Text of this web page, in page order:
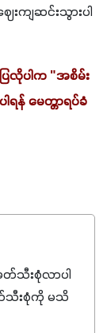
းကျဆင်းသွားပါ
ပြလိုပါက "အစိမ်း
န် မေတ္တာရပ်ခံ
သီးစုံလာပါ
တ်သီးစုံကို မသိ
မတ်သီးစုံဆိုတာ